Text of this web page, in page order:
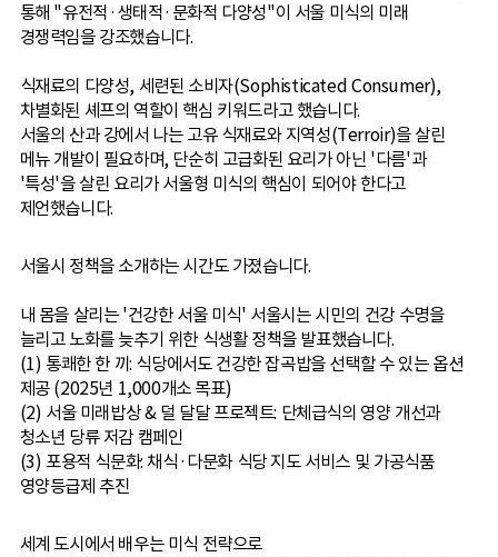
통해 "유전적·생태적·문화적 다양성"이 서울 미식의 미래
경쟁력임을 강조했습니다.
식재료의 다양성, 세련된 소비자(Sophisticated Consumer),
차별화된 셰프의 역할이 핵심 키워드라고 했습니다.
서울의 산과 강에서 나는 고유 식재료와 지역성(Terroir)을 살린
메뉴 개발이 필요하며, 단순히 고급화된 요리가 아닌 '다름'과
'특성'을 살린 요리가 서울형 미식의 핵심이 되어야 한다고
제언했습니다.
서울시 정책을 소개하는 시간도 가졌습니다.
내 몸을 살리는 '건강한 서울 미식' 서울시는 시민의 건강 수명을
늘리고 노화를 늦추기 위한 식생활 정책을 발표했습니다.
(1) 통쾌한 한 끼: 식당에서도 건강한 잡곡밥을 선택할 수 있는 옵션
제공 (2025년 1,000개소 목표)
(2) 서울 미래밥상 & 덜 달달 프로젝트: 단체급식의 영양 개선과
청소년 당류 저감 캠페인
(3) 포용적 식문화: 채식·다문화 식당 지도 서비스 및 가공식품
영양등급제 추진
세계 도시에서 배우는 미식 전략으로